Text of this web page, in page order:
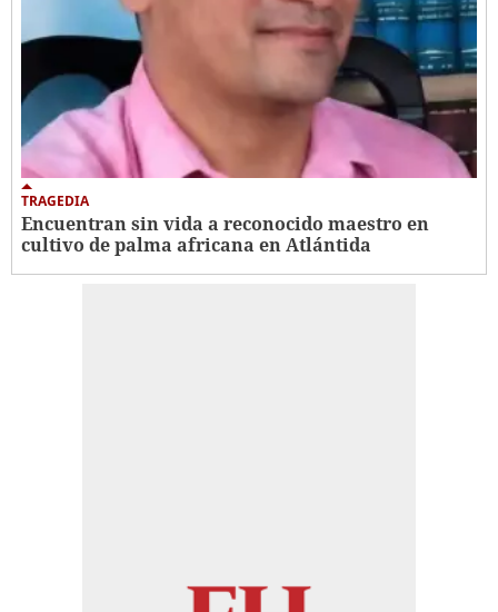
TRAGEDIA
Encuentran sin vida a reconocido maestro en
cultivo de palma africana en Atlántida